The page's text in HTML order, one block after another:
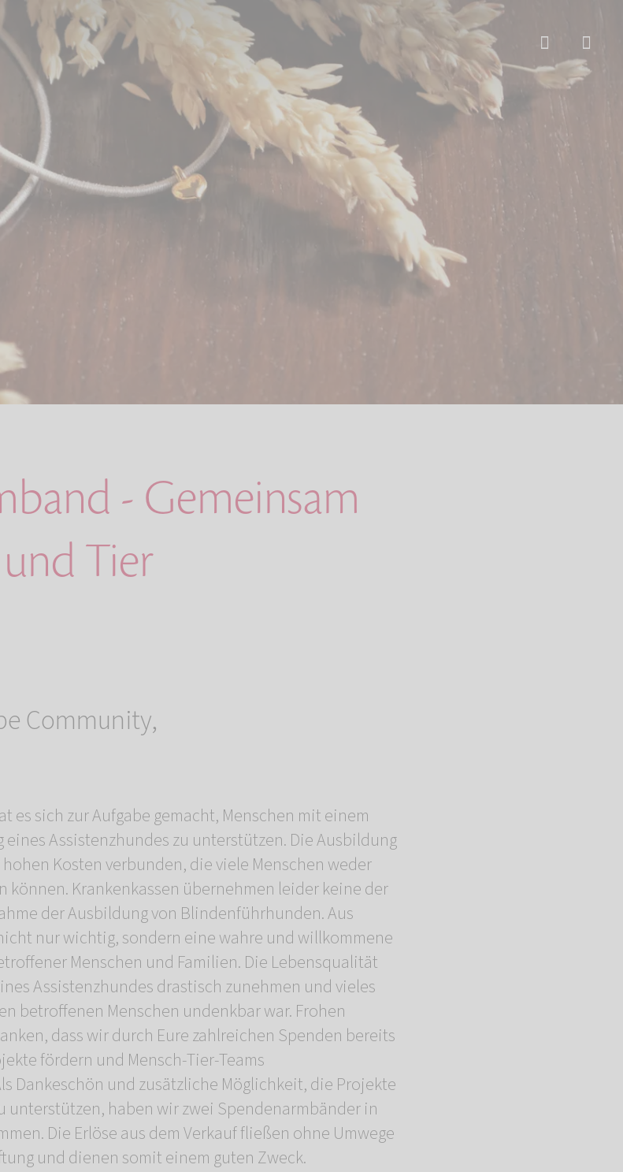
- Gemeinsam
Tier
Community,
es sich zur Aufgabe gemacht, Menschen mit einem
Assistenzhundes zu unterstützen. Die Ausbildung
Kosten verbunden, die viele Menschen weder
Krankenkassen übernehmen leider keine der
der Ausbildung von Blindenführhunden. Aus
nur wichtig, sondern eine wahre und willkommene
Menschen und Familien. Die Lebensqualität
Assistenzhundes drastisch zunehmen und vieles
betroffenen Menschen undenkbar war. Frohen
dass wir durch Eure zahlreichen Spenden bereits
fördern und Mensch-Tier-Teams
Dankeschön und zusätzliche Möglichkeit, die Projekte
unterstützen, haben wir zwei Spendenarmbänder in
Die Erlöse aus dem Verkauf fließen ohne Umwege
und dienen somit einem guten Zweck.